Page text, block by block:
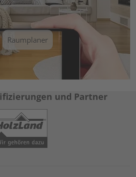
Raumplaner
und Partner